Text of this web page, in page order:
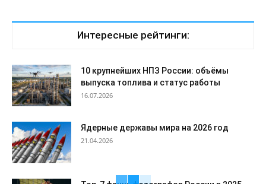
Интересные рейтинги:
10 крупнейших НПЗ России: объёмы
выпуска топлива и статус работы
16.07.2026
Ядерные державы мира на 2026 год
21.04.2026